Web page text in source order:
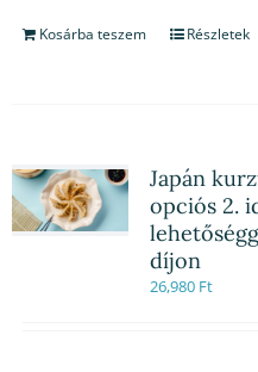
Kosárba teszem Részletek
Japán
opciós 2.
díjon
26,980 Ft